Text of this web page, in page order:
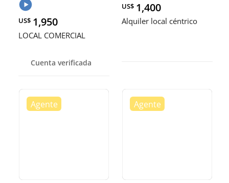
US$ 1,950
LOCAL COMERCIAL
Cuenta verificada
US$ 1,400
Alquiler local céntrico